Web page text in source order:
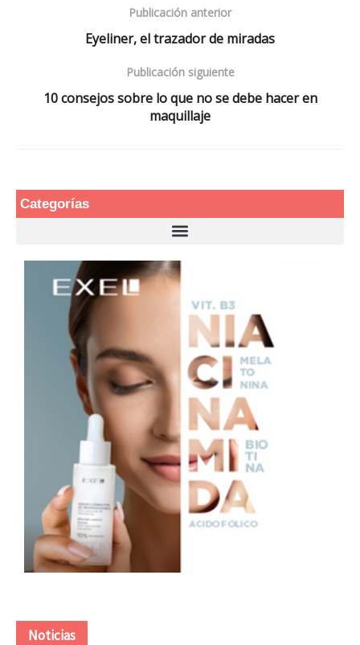
Publicación anterior
Eyeliner, el trazador de miradas
Publicación siguiente
10 consejos sobre lo que no se debe hacer en
maquillaje
Categorías
Noticias